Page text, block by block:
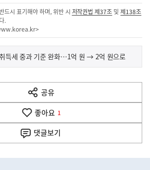
드시 표기해야 하며, 위반 시 저작권법 제37조 및제138조
.
>
득세 중과 기준 완화…1억 원 → 2억 원으로
공유
열
기
좋아요 1
댓글보기